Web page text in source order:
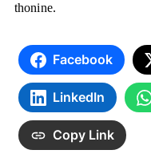
thonine.
Facebook
LinkedIn
Copy Link